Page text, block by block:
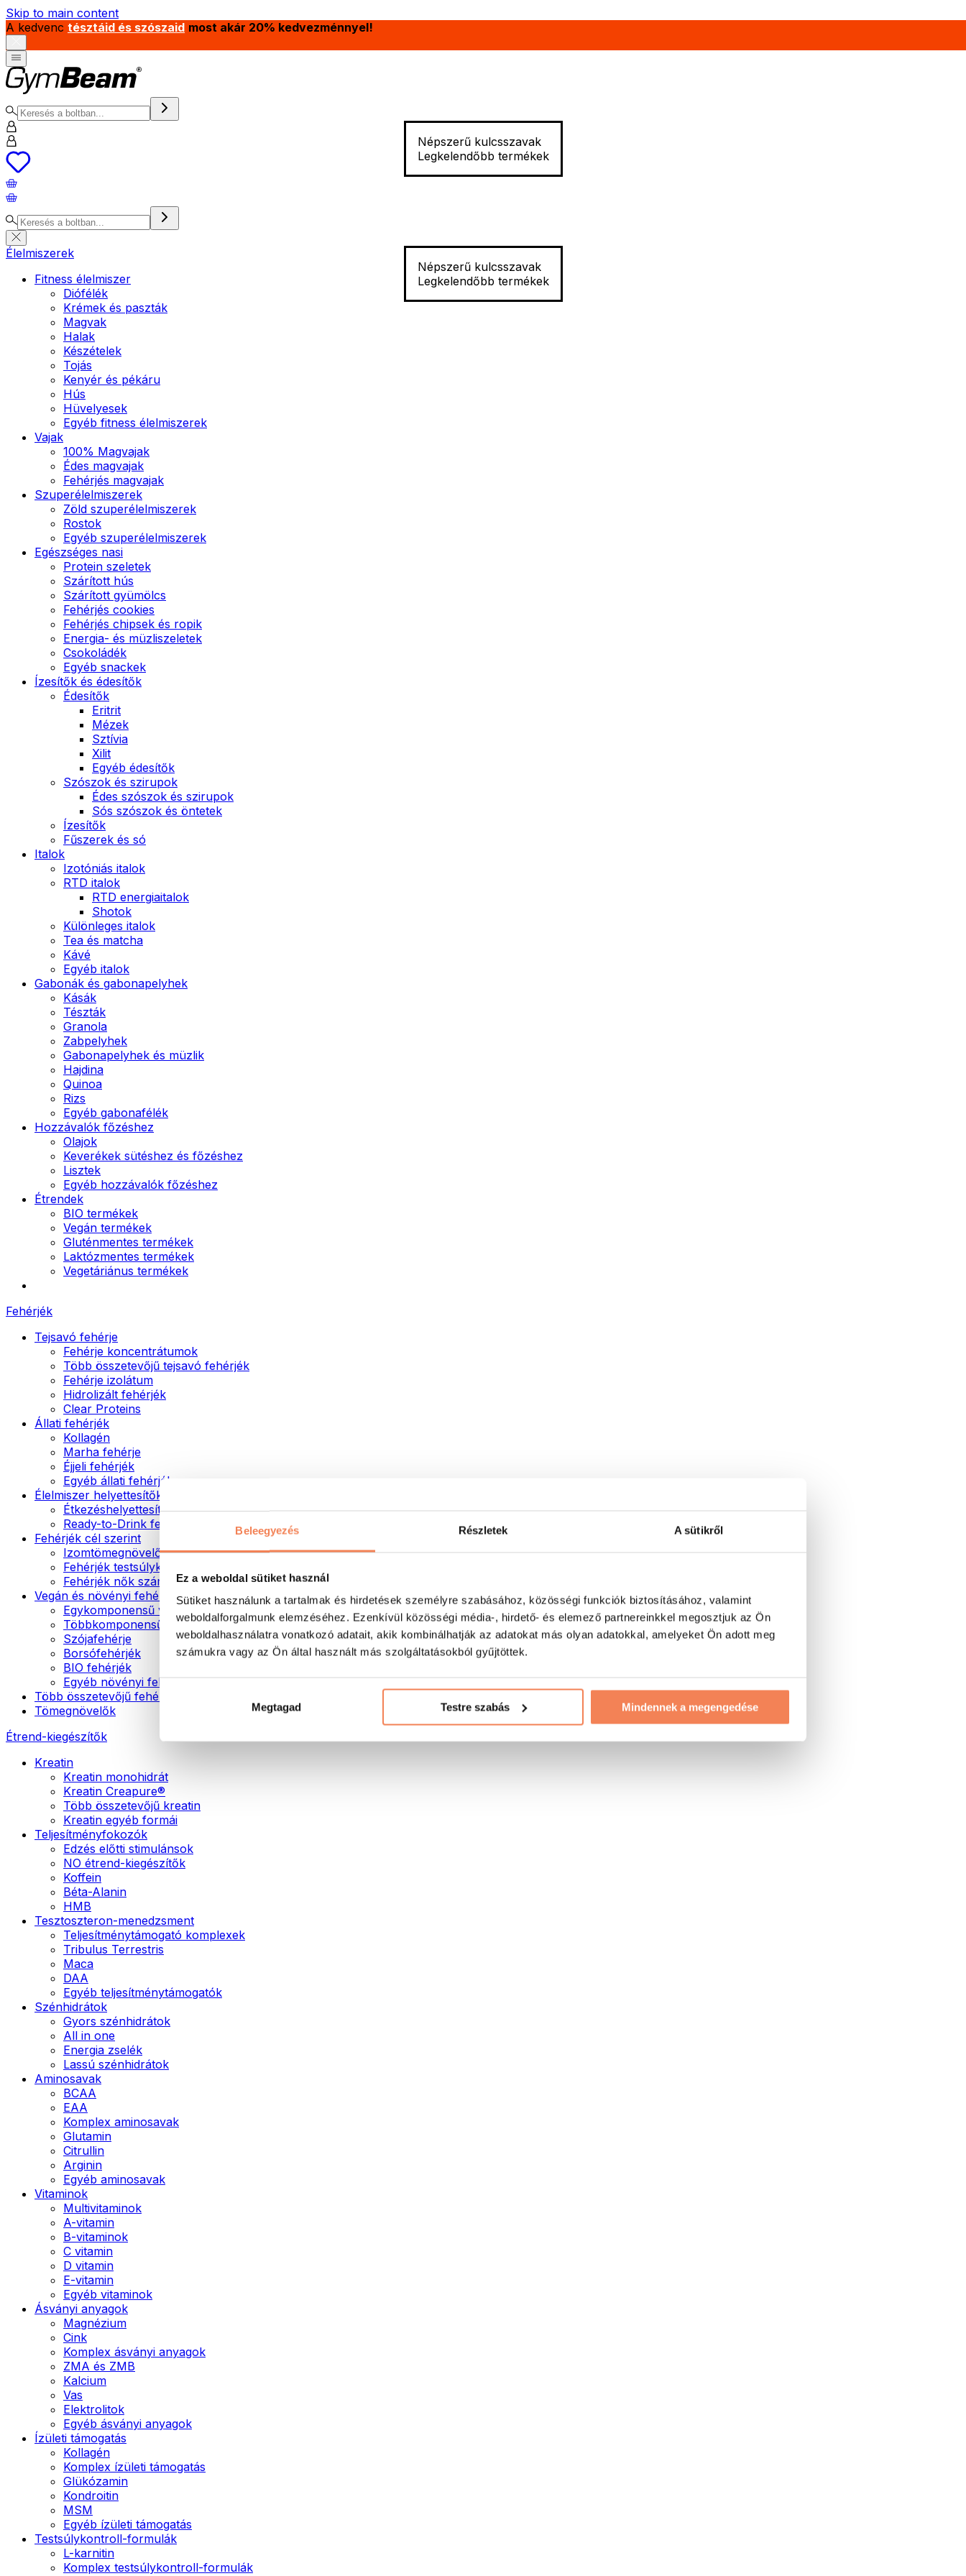
Beleegyezés Részletek A sütikről
Ez a weboldal sütiket használ
Sütiket használunk a tartalmak és hirdetések személyre szabásához, közösségi funkciók biztosításához, valamint
weboldalforgalmunk elemzéséhez. Ezenkívül közösségi média-, hirdető- és elemező partnereinkkel megosztjuk az Ön
weboldalhasználatra vonatkozó adatait, akik kombinálhatják az adatokat más olyan adatokkal, amelyeket Ön adott meg
számukra vagy az Ön által használt más szolgáltatásokból gyűjtöttek.
Megtagad Testre szabás Mindennek a megengedése
Skip to main content
A kedvenc tésztáid és szószaid most akár 20% kedvezménnyel!
Népszerű kulcsszavak
Legkelendőbb termékek
Népszerű kulcsszavak
Legkelendőbb termékek
Élelmiszerek
Fitness élelmiszer
Diófélék
Krémek és paszták
Magvak
Halak
Készételek
Tojás
Kenyér és pékáru
Hús
Hüvelyesek
Egyéb fitness élelmiszerek
Vajak
100% Magvajak
Édes magvajak
Fehérjés magvajak
Szuperélelmiszerek
Zöld szuperélelmiszerek
Rostok
Egyéb szuperélelmiszerek
Egészséges nasi
Protein szeletek
Szárított hús
Szárított gyümölcs
Fehérjés cookies
Fehérjés chipsek és ropik
Energia- és müzliszeletek
Csokoládék
Egyéb snackek
Ízesítők és édesítők
Édesítők
Eritrit
Mézek
Sztívia
Xilit
Egyéb édesítők
Szószok és szirupok
Édes szószok és szirupok
Sós szószok és öntetek
Ízesítők
Fűszerek és só
Italok
Izotóniás italok
RTD italok
RTD energiaitalok
Shotok
Különleges italok
Tea és matcha
Kávé
Egyéb italok
Gabonák és gabonapelyhek
Kásák
Tészták
Granola
Zabpelyhek
Gabonapelyhek és müzlik
Hajdina
Quinoa
Rizs
Egyéb gabonafélék
Hozzávalók főzéshez
Olajok
Keverékek sütéshez és főzéshez
Lisztek
Egyéb hozzávalók főzéshez
Étrendek
BIO termékek
Vegán termékek
Gluténmentes termékek
Laktózmentes termékek
Vegetáriánus termékek
Fehérjék
Tejsavó fehérje
Fehérje koncentrátumok
Több összetevőjű tejsavó fehérjék
Fehérje izolátum
Hidrolizált fehérjék
Clear Proteins
Állati fehérjék
Kollagén
Marha fehérje
Éjjeli fehérjék
Egyéb állati fehérjék
Élelmiszer helyettesítők
Étkezéshelyettesítő porok
Ready-to-Drink fehérjeitalok
Fehérjék cél szerint
Izomtömegnövelők
Fehérjék testsúlykontroll támogatásához
Fehérjék nők számára
Vegán és növényi fehérjék
Egykomponensű vegán fehérjék
Többkomponensű vegán fehérjék
Szójafehérje
Borsófehérjék
BIO fehérjék
Egyéb növényi fehérjék
Több összetevőjű fehérje
Tömegnövelők
Étrend-kiegészítők
Kreatin
Kreatin monohidrát
Kreatin Creapure®
Több összetevőjű kreatin
Kreatin egyéb formái
Teljesítményfokozók
Edzés előtti stimulánsok
NO étrend-kiegészítők
Koffein
Béta-Alanin
HMB
Tesztoszteron-menedzsment
Teljesítménytámogató komplexek
Tribulus Terrestris
Maca
DAA
Egyéb teljesítménytámogatók
Szénhidrátok
Gyors szénhidrátok
All in one
Energia zselék
Lassú szénhidrátok
Aminosavak
BCAA
EAA
Komplex aminosavak
Glutamin
Citrullin
Arginin
Egyéb aminosavak
Vitaminok
Multivitaminok
A-vitamin
B-vitaminok
C vitamin
D vitamin
E-vitamin
Egyéb vitaminok
Ásványi anyagok
Magnézium
Cink
Komplex ásványi anyagok
ZMA és ZMB
Kalcium
Vas
Elektrolitok
Egyéb ásványi anyagok
Ízületi támogatás
Kollagén
Komplex ízületi támogatás
Glükózamin
Kondroitin
MSM
Egyéb ízületi támogatás
Testsúlykontroll-formulák
L-karnitin
Komplex testsúlykontroll-formulák